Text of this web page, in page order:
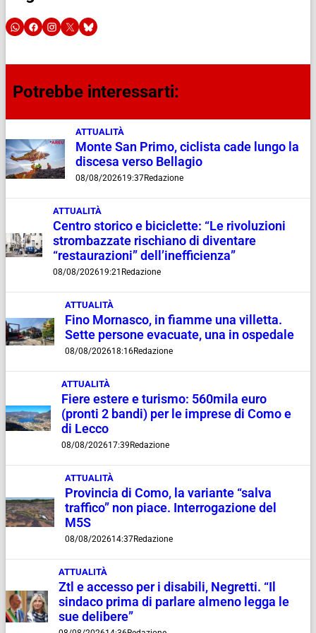
Potrebbe interessarti:
ATTUALITÀ
Monte San Primo, ciclista cade lungo la
discesa verso Bellagio
08/08/202619:37Redazione
ATTUALITÀ
Centro storico e biciclette: “Le rivoluzioni
strombazzate rischiano di diventare
“restaurazioni” dell’inefficienza”
08/08/202619:21 Redazione
ATTUALITÀ
Fino Mornasco, in fiamme una villetta.
Sette persone evacuate, una in ospedale
08/08/202618:16Redazione
ATTUALITÀ
Fiere estere e turismo: 560mila euro
(pronti 2 bandi) per le imprese di Como e
di Lecco
08/08/202617:39 Redazione
ATTUALITÀ
Provincia di Como, la variante “salva
traffico” non piace. Interrogazione del
M5S
08/08/202614:37Redazione
ATTUALITÀ
Ztl e accesso per i disabili, Negretti. “Il
sindaco prima di parlare almeno legga le
sue delibere”